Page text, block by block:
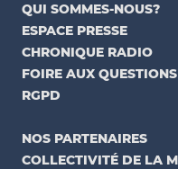
QUI SOMMES-NOUS?
ESPACE PRESSE
CHRONIQUE RADIO
FOIRE AUX QUESTIONS
RGPD
NOS PARTENAIRES
COLLECTIVITÉ DE LA